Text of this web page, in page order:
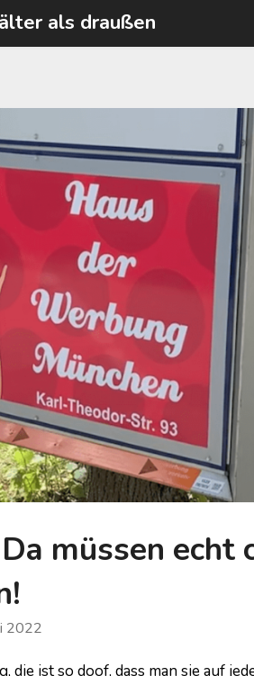
als draußen
müssen echt
2022
die ist so doof, dass man sie auf